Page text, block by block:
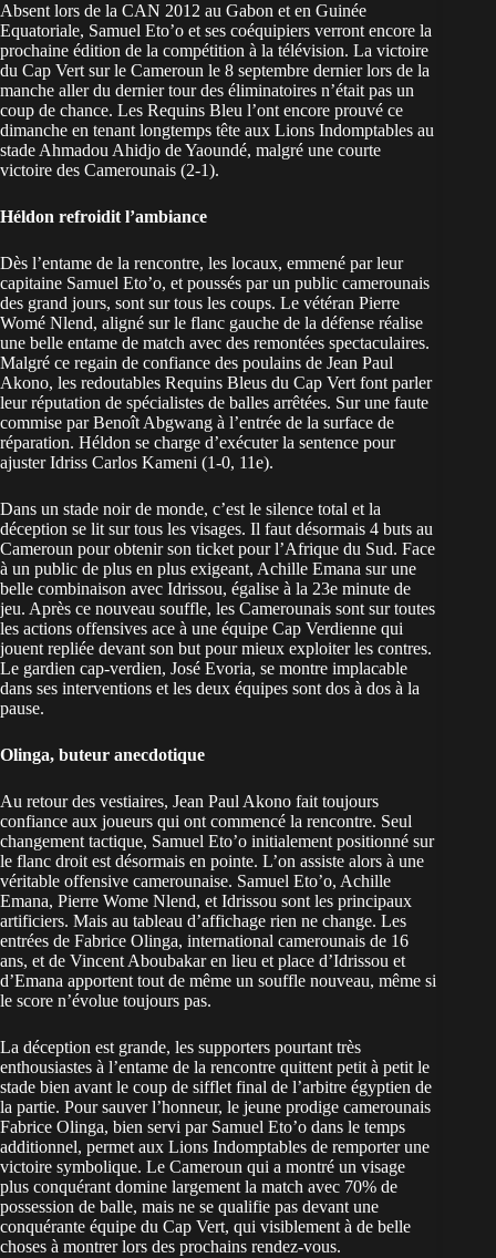
Absent lors de la CAN 2012 au Gabon et en Guinée
Equatoriale, Samuel Eto’o et ses coéquipiers verront encore la
prochaine édition de la compétition à la télévision. La victoire
du Cap Vert sur le Cameroun le 8 septembre dernier lors de la
manche aller du dernier tour des éliminatoires n’était pas un
coup de chance. Les Requins Bleu l’ont encore prouvé ce
dimanche en tenant longtemps tête aux Lions Indomptables au
stade Ahmadou Ahidjo de Yaoundé, malgré une courte
victoire des Camerounais (2-1).
Héldon refroidit l’ambiance
Dès l’entame de la rencontre, les locaux, emmené par leur
capitaine Samuel Eto’o, et poussés par un public camerounais
des grand jours, sont sur tous les coups. Le vétéran Pierre
Womé Nlend, aligné sur le flanc gauche de la défense réalise
une belle entame de match avec des remontées spectaculaires.
Malgré ce regain de confiance des poulains de Jean Paul
Akono, les redoutables Requins Bleus du Cap Vert font parler
leur réputation de spécialistes de balles arrêtées. Sur une faute
commise par Benoît Abgwang à l’entrée de la surface de
réparation. Héldon se charge d’exécuter la sentence pour
ajuster Idriss Carlos Kameni (1-0, 11e).
Dans un stade noir de monde, c’est le silence total et la
déception se lit sur tous les visages. Il faut désormais 4 buts au
Cameroun pour obtenir son ticket pour l’Afrique du Sud. Face
à un public de plus en plus exigeant, Achille Emana sur une
belle combinaison avec Idrissou, égalise à la 23e minute de
jeu. Après ce nouveau souffle, les Camerounais sont sur toutes
les actions offensives ace à une équipe Cap Verdienne qui
jouent repliée devant son but pour mieux exploiter les contres.
Le gardien cap-verdien, José Evoria, se montre implacable
dans ses interventions et les deux équipes sont dos à dos à la
pause.
Olinga, buteur anecdotique
Au retour des vestiaires, Jean Paul Akono fait toujours
confiance aux joueurs qui ont commencé la rencontre. Seul
changement tactique, Samuel Eto’o initialement positionné sur
le flanc droit est désormais en pointe. L’on assiste alors à une
véritable offensive camerounaise. Samuel Eto’o, Achille
Emana, Pierre Wome Nlend, et Idrissou sont les principaux
artificiers. Mais au tableau d’affichage rien ne change. Les
entrées de Fabrice Olinga, international camerounais de 16
ans, et de Vincent Aboubakar en lieu et place d’Idrissou et
d’Emana apportent tout de même un souffle nouveau, même si
le score n’évolue toujours pas.
La déception est grande, les supporters pourtant très
enthousiastes à l’entame de la rencontre quittent petit à petit le
stade bien avant le coup de sifflet final de l’arbitre égyptien de
la partie. Pour sauver l’honneur, le jeune prodige camerounais
Fabrice Olinga, bien servi par Samuel Eto’o dans le temps
additionnel, permet aux Lions Indomptables de remporter une
victoire symbolique. Le Cameroun qui a montré un visage
plus conquérant domine largement la match avec 70% de
possession de balle, mais ne se qualifie pas devant une
conquérante équipe du Cap Vert, qui visiblement à de belle
choses à montrer lors des prochains rendez-vous.